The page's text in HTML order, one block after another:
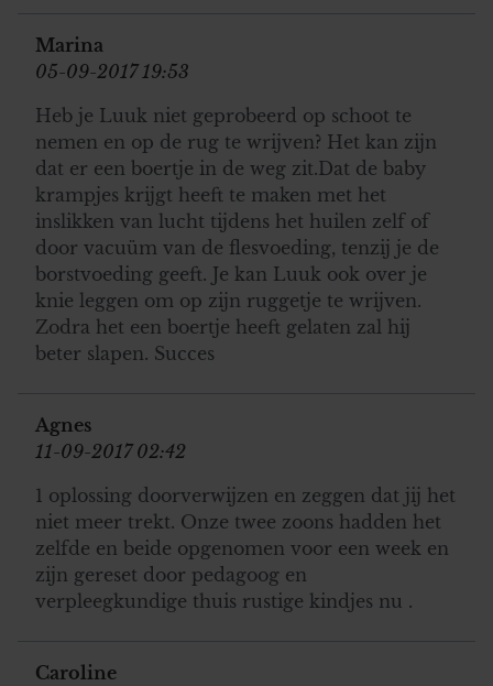
Marina
05-09-2017 19:53
Heb je Luuk niet geprobeerd op schoot te
nemen en op de rug te wrijven? Het kan zijn
dat er een boertje in de weg zit.Dat de baby
krampjes krijgt heeft te maken met het
inslikken van lucht tijdens het huilen zelf of
door vacuüm van de flesvoeding, tenzij je de
borstvoeding geeft. Je kan Luuk ook over je
knie leggen om op zijn ruggetje te wrijven.
Zodra het een boertje heeft gelaten zal hij
beter slapen. Succes
Agnes
11-09-2017 02:42
1 oplossing doorverwijzen en zeggen dat jij het
niet meer trekt. Onze twee zoons hadden het
zelfde en beide opgenomen voor een week en
zijn gereset door pedagoog en
verpleegkundige thuis rustige kindjes nu .
Caroline